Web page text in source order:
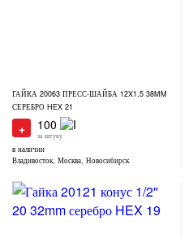
ГАЙКА 20063 ПРЕСС-ШАЙБА 12X1,5 38MM
СЕРЕБРО HEX 21
+ 100
за штуку
в наличии
Владивосток, Москва, Новосибирск